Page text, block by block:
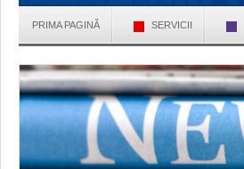
PRIMA PAGINĂ SERVICII